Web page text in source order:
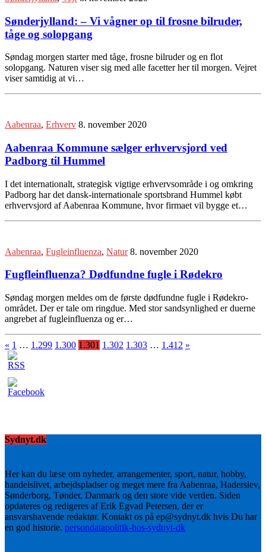
Sønderjylland: – Vi vågner op til frosne bilruder,
tåge og solopgang
Søndag morgen starter med tåge, frosne bilruder og en flot
solopgang. Naturen viser sig med alle facetter her til morgen. Vejret
viser samtidig at vi…
Aabenraa, Erhverv 8. november 2020
Aabenraa Kommune sælger erhvervsjord ved
Padborg til Hummel
I det internationalt, strategisk vigtige erhvervsområde i og omkring
Padborg har det dansk-internationale sportsbrand Hummel købt
erhvervsjord af Aabenraa Kommune, hvor firmaet vil bygge et…
Aabenraa, Fugleinfluenza, Natur 8. november 2020
Fugfleinfluenza? Dødfundne fugle i Rødekro
Søndag morgen meldes om de første dødfundne fugle i Rødekro-
området. Der er tale om ringdue. Med stor sandsynlighed er duerne
angrebet af fugleinfluenza og er…
« 1 … 1.299 1.300 1.301 1.302 1.303 … 1.412 »
Sydnyt.dk
Her kan du læse om nyheder, arrangementer, sport, natur, hobby,
handelslivet, arbejdspladser og meget mere fra Aabenraa, Haderslev,
Sønderborg, Tønder, Danmark og den store vide verden. Siden
opdateres og redigeres af Erik Egvad Petersen, der er
ansvarshavende redaktør. Kontakt os på ep@sydnyt.dk hvis Du har
en god historie. persondatapolitik-hos-sydnyt-dk